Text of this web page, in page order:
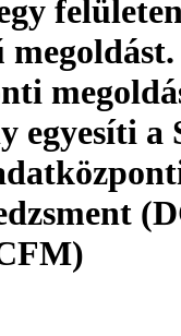
egyesíti a